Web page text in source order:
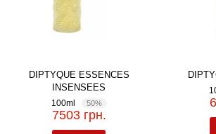
DIPTYQUE ESSENCES
INSENSEES
100ml 50%
7503 грн.